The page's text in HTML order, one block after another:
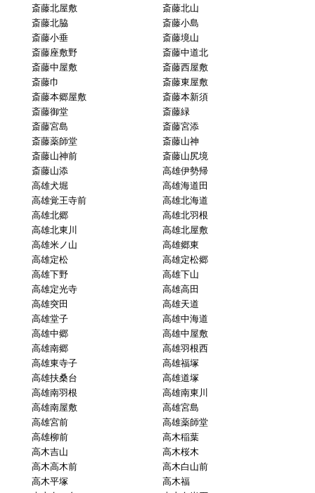
斎藤北屋敷
斎藤北山
斎藤北脇
斎藤小島
斎藤小垂
斎藤境山
斎藤座敷野
斎藤中道北
斎藤中屋敷
斎藤西屋敷
斎藤巾
斎藤東屋敷
斎藤本郷屋敷
斎藤本新須
斎藤御堂
斎藤緑
斎藤宮島
斎藤宮添
斎藤薬師堂
斎藤山神
斎藤山神前
斎藤山尻境
斎藤山添
高雄伊勢帰
高雄犬堀
高雄海道田
高雄覚王寺前
高雄北海道
高雄北郷
高雄北羽根
高雄北東川
高雄北屋敷
高雄米ノ山
高雄郷東
高雄定松
高雄定松郷
高雄下野
高雄下山
高雄定光寺
高雄高田
高雄突田
高雄天道
高雄堂子
高雄中海道
高雄中郷
高雄中屋敷
高雄南郷
高雄羽根西
高雄東寺子
高雄福塚
高雄扶桑台
高雄道塚
高雄南羽根
高雄南東川
高雄南屋敷
高雄宮島
高雄宮前
高雄薬師堂
高雄柳前
高木稲葉
高木吉山
高木桜木
高木高木前
高木白山前
高木平塚
高木福